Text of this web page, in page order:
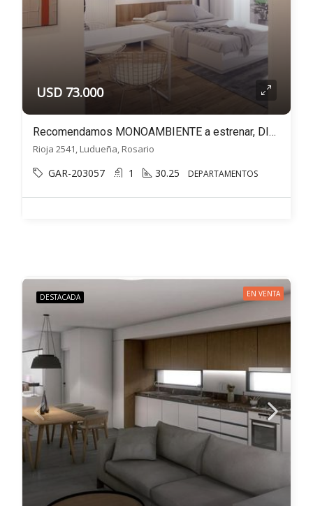
USD 73.000
Recomendamos MONOAMBIENTE a estrenar, DIVISIBLE c/BALCÓN – Lourdes, Rioja 2541
Rioja 2541, Ludueña, Rosario
GAR-203057 1 30.25 DEPARTAMENTOS
DESTACADA EN VENTA